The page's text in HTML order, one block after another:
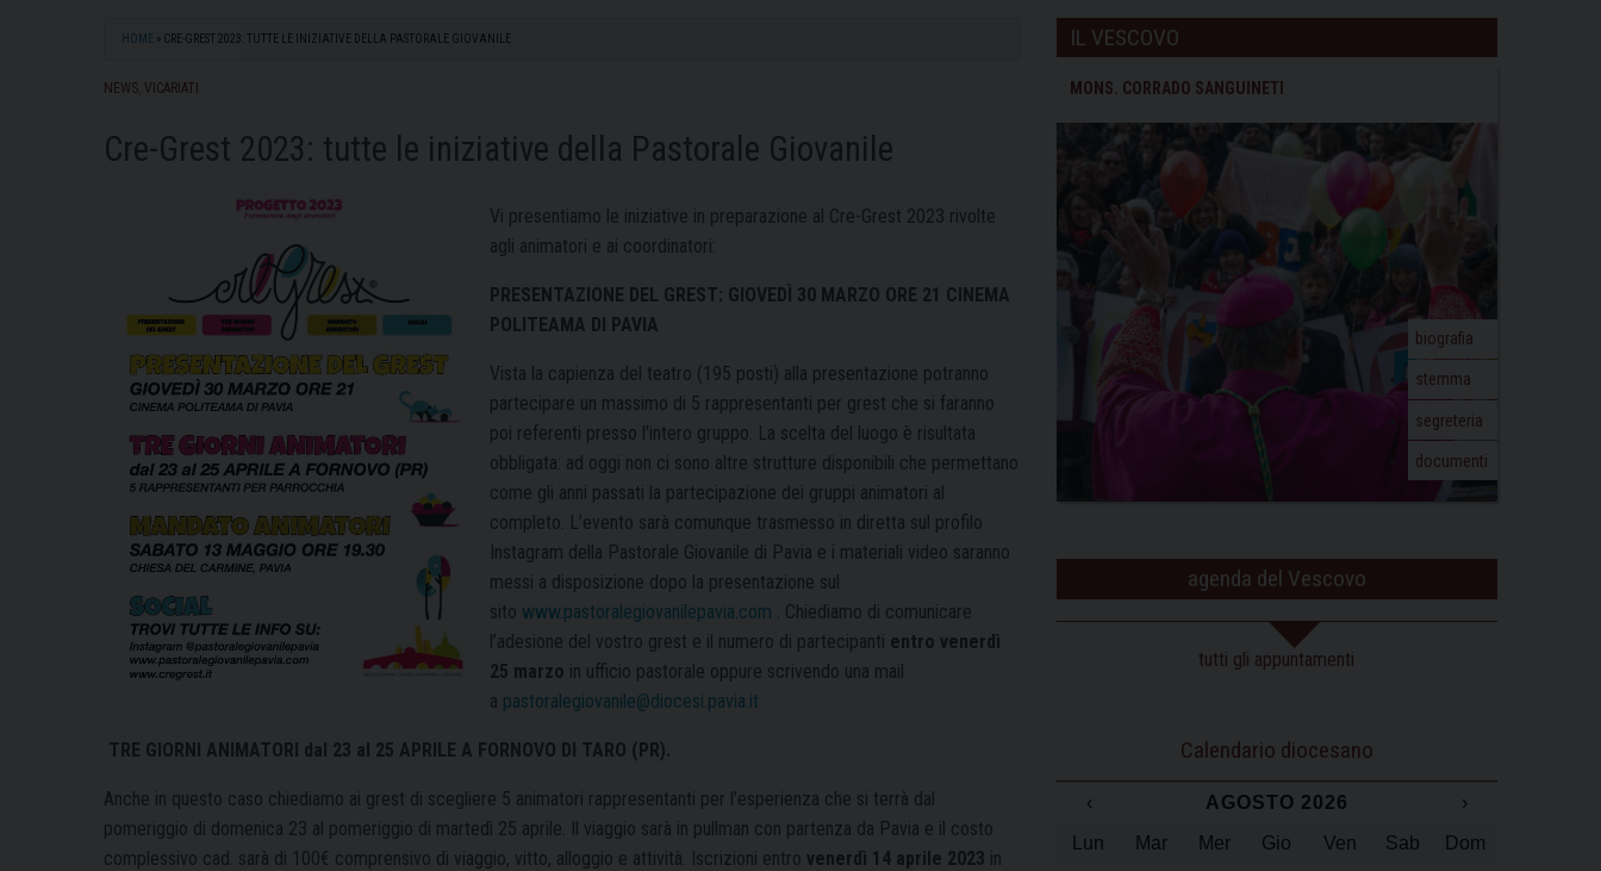
HOME » CRE-GREST 2023: TUTTE LE INIZIATIVE DELLA PASTORALE GIOVANILE
NEWS VICARIATI
Cre-Grest 2023: tutte le iniziative della Pastorale Giovanile
Vi presentiamo le iniziative in preparazione al Cre-Grest 2023 rivolte
agli animatori e ai coordinatori:
PRESENTAZIONE DEL GREST: GIOVEDÌ 30 MARZO ORE 21 CINEMA
POLITEAMA DI PAVIA
Vista la capienza del teatro (195 posti) alla presentazione potranno
partecipare un massimo di 5 rappresentanti per grest che si faranno
poi referenti presso l’intero gruppo. La scelta del luogo è risultata
obbligata: ad oggi non ci sono altre strutture disponibili che permettano
come gli anni passati la partecipazione dei gruppi animatori al
completo. L’evento sarà comunque trasmesso in diretta sul profilo
Instagram della Pastorale Giovanile di Pavia e i materiali video saranno
messi a disposizione dopo la presentazione sul
sito www.pastoralegiovanilepavia.com . Chiediamo di comunicare
l’adesione del vostro grest e il numero di partecipanti entro venerdì
25 marzo in ufficio pastorale oppure scrivendo una mail
a pastoralegiovanile@diocesi.pavia.it
TRE GIORNI ANIMATORI dal 23 al 25 APRILE A FORNOVO DI TARO (PR).
Anche in questo caso chiediamo ai grest di scegliere 5 animatori rappresentanti per l’esperienza che si terrà dal
pomeriggio di domenica 23 al pomeriggio di martedì 25 aprile. Il viaggio sarà in pullman con partenza da Pavia e il costo
complessivo cad. sarà di 100€ comprensivo di viaggio, vitto, alloggio e attività. Iscrizioni entro venerdì 14 aprile 2023 in
IL VESCOVO
MONS. CORRADO SANGUINETI
biografia
stemma
segreteria
documenti
agenda del Vescovo
tutti gli appuntamenti
Calendario diocesano
‹ AGOSTO 2026
›
Lun
Mar Mer Gio Ven Sab Dom